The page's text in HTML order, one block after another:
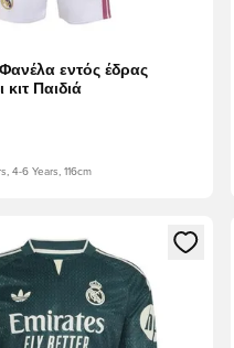
εντός έδρας
Παιδιά
4-6 Years, 116cm
για να συνδεθείτε ή να